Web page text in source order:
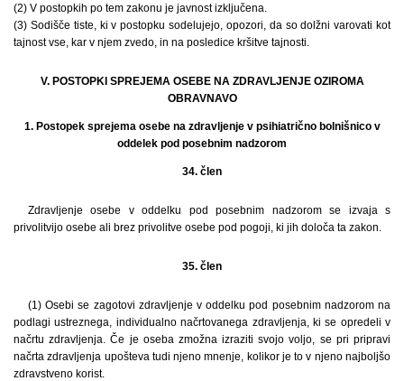
(2) V postopkih po tem zakonu je javnost izključena.
(3) Sodišče tiste, ki v postopku sodelujejo, opozori, da so dolžni varovati kot
tajnost vse, kar v njem zvedo, in na posledice kršitve tajnosti.
V. POSTOPKI SPREJEMA OSEBE NA ZDRAVLJENJE OZIROMA
OBRAVNAVO
1. Postopek sprejema osebe na zdravljenje v psihiatrično bolnišnico v
oddelek pod posebnim nadzorom
34. člen
Zdravljenje osebe v oddelku pod posebnim nadzorom se izvaja s
privolitvijo osebe ali brez privolitve osebe pod pogoji, ki jih določa ta zakon.
35. člen
(1) Osebi se zagotovi zdravljenje v oddelku pod posebnim nadzorom na
podlagi ustreznega, individualno načrtovanega zdravljenja, ki se opredeli v
načrtu zdravljenja. Če je oseba zmožna izraziti svojo voljo, se pri pripravi
načrta zdravljenja upošteva tudi njeno mnenje, kolikor je to v njeno najboljšo
zdravstveno korist.